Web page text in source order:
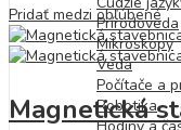
Prírodoveda
Mikroskopy
Veda
Počítače a
Robotika
Pridať medzi obľúbené
Magnetická